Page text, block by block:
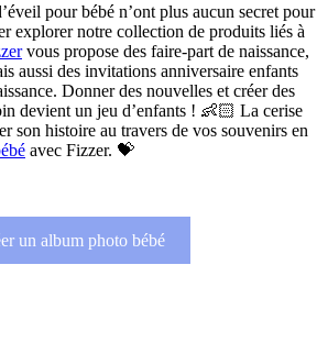
pour bébé n’ont plus aucun secret pour
explorer notre collection de produits liés à
vous propose des faire-part de naissance,
aussi des invitations anniversaire enfants
Donner des nouvelles et créer des
devient un jeu d’enfants ! 👶🏻 La cerise
son histoire au travers de vos souvenirs en
avec Fizzer. 💝
un album photo bébé